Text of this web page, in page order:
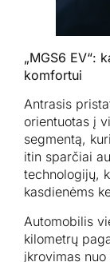
„MGS6 EV“:
komfortui
Antrasis
orientuotas į
segmentą,
itin sparčiai
technologijų,
kasdienėms
Automobilis
kilometrų
įkrovimas